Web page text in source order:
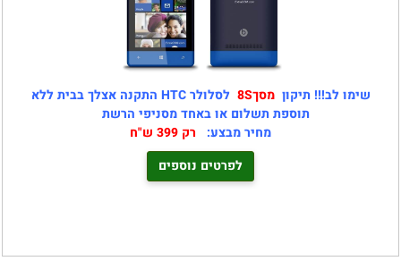
שימו לב!!! תיקון מסך8S
לסלולר HTC התקנה אצלך בבית ללא
תוספת תשלום או באחד מסניפי הרשת
מחיר מבצע: רק 399 ש"ח
לפרטים נוספים